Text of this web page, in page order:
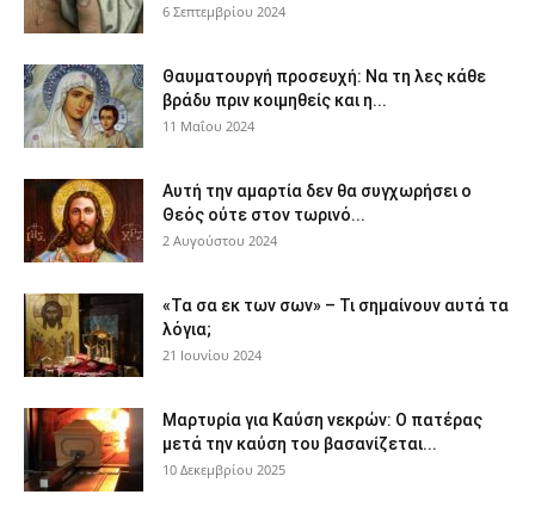
6 Σεπτεμβρίου 2024
Θαυματουργή προσευχή: Να τη λες κάθε
βράδυ πριν κοιμηθείς και η...
11 Μαΐου 2024
Αυτή την αμαρτία δεν θα συγχωρήσει ο
Θεός ούτε στον τωρινό...
2 Αυγούστου 2024
«Τα σα εκ των σων» – Τι σημαίνουν αυτά τα
λόγια;
21 Ιουνίου 2024
Μαρτυρία για Καύση νεκρών: Ο πατέρας
μετά την καύση του βασανίζεται...
10 Δεκεμβρίου 2025